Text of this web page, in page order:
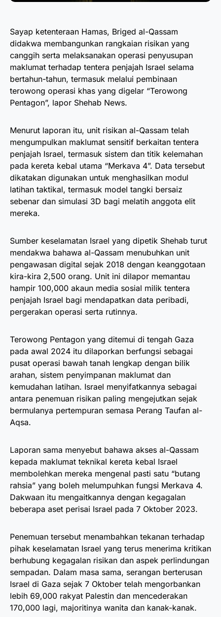
Sayap ketenteraan Hamas, Briged al-Qassam
didakwa membangunkan rangkaian risikan yang
canggih serta melaksanakan operasi penyusupan
maklumat terhadap tentera penjajah Israel selama
bertahun-tahun, termasuk melalui pembinaan
terowong operasi khas yang digelar “Terowong
Pentagon”, lapor Shehab News.
Menurut laporan itu, unit risikan al-Qassam telah
mengumpulkan maklumat sensitif berkaitan tentera
penjajah Israel, termasuk sistem dan titik kelemahan
pada kereta kebal utama “Merkava 4”. Data tersebut
dikatakan digunakan untuk menghasilkan modul
latihan taktikal, termasuk model tangki bersaiz
sebenar dan simulasi 3D bagi melatih anggota elit
mereka.
Sumber keselamatan Israel yang dipetik Shehab turut
mendakwa bahawa al-Qassam menubuhkan unit
pengawasan digital sejak 2018 dengan keanggotaan
kira-kira 2,500 orang. Unit ini dilapor memantau
hampir 100,000 akaun media sosial milik tentera
penjajah Israel bagi mendapatkan data peribadi,
pergerakan operasi serta rutinnya.
Terowong Pentagon yang ditemui di tengah Gaza
pada awal 2024 itu dilaporkan berfungsi sebagai
pusat operasi bawah tanah lengkap dengan bilik
arahan, sistem penyimpanan maklumat dan
kemudahan latihan. Israel menyifatkannya sebagai
antara penemuan risikan paling mengejutkan sejak
bermulanya pertempuran semasa Perang Taufan al-
Aqsa.
Laporan sama menyebut bahawa akses al-Qassam
kepada maklumat teknikal kereta kebal Israel
membolehkan mereka mengenal pasti satu “butang
rahsia” yang boleh melumpuhkan fungsi Merkava 4.
Dakwaan itu mengaitkannya dengan kegagalan
beberapa aset perisai Israel pada 7 Oktober 2023.
Penemuan tersebut menambahkan tekanan terhadap
pihak keselamatan Israel yang terus menerima kritikan
berhubung kegagalan risikan dan aspek perlindungan
sempadan. Dalam masa sama, serangan berterusan
Israel di Gaza sejak 7 Oktober telah mengorbankan
lebih 69,000 rakyat Palestin dan mencederakan
170,000 lagi, majoritinya wanita dan kanak-kanak.